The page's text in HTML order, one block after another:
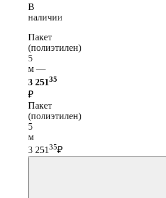
В
наличии
Пакет
(полиэтилен)
5
м —
3 25135
₽
Пакет
(полиэтилен)
5
м
3 251 35₽